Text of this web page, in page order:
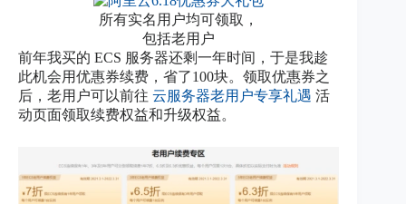
所有实名用户均可领取，
包括老用户
前年我买的 ECS 服务器还剩一年时间，于是我趁
此机会用优惠券续费，省了100块。领取优惠券之
后，老用户可以前往 云服务器老用户专享礼遇 活
动页面领取续费权益和升级权益。